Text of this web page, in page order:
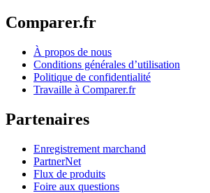
Comparer.fr
À propos de nous
Conditions générales d’utilisation
Politique de confidentialité
Travaille à Comparer.fr
Partenaires
Enregistrement marchand
PartnerNet
Flux de produits
Foire aux questions